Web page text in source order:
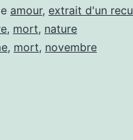
amour, extrait d'un
, mort, nature
, mort, novembre